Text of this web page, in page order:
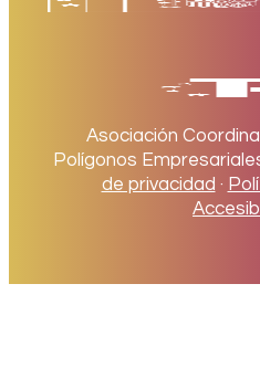
Asociación
Polígonos
de privacidad ·